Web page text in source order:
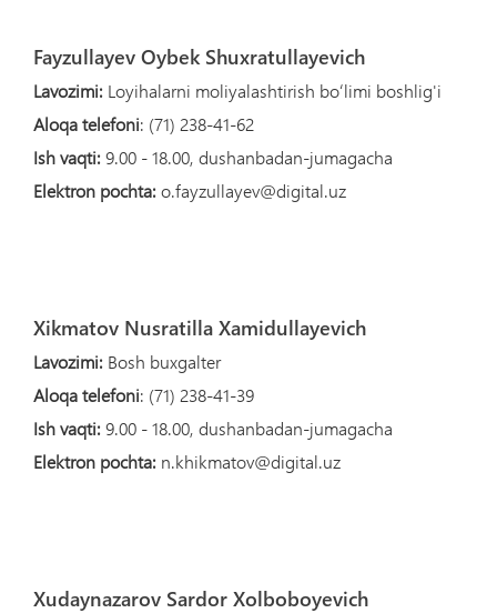
Fayzullayev Oybek Shuxratullayevich
Lavozimi: Loyihalarni moliyalashtirish boʻlimi boshlig'i
Aloqa telefoni: (71) 238-41-62
Ish vaqti:9.00 - 18.00, dushanbadan-jumagacha
Elektron pochta:o.fayzullayev@digital.uz
Xikmatov Nusratilla Xamidullayevich
Lavozimi: Bosh buxgalter
Aloqa telefoni: (71) 238-41-39
Ish vaqti:9.00 - 18.00, dushanbadan-jumagacha
Elektron pochta: n.khikmatov@digital.uz
Xudaynazarov Sardor Xolboboyevich